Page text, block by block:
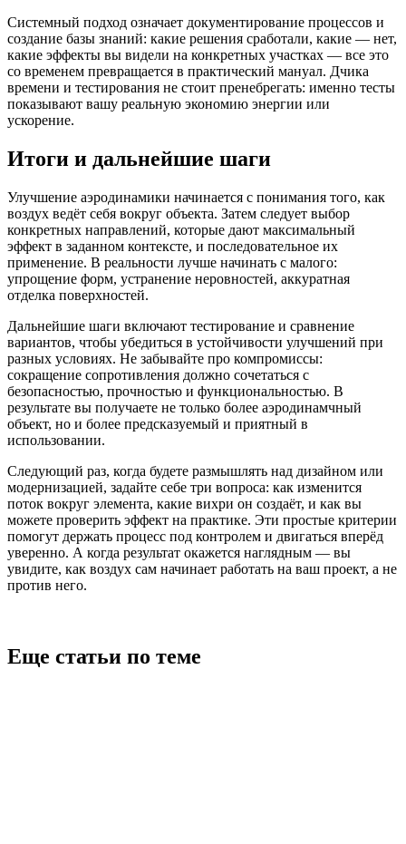
Системный подход означает документирование процессов и
создание базы знаний: какие решения сработали, какие — нет,
какие эффекты вы видели на конкретных участках — все это
со временем превращается в практический мануал. Дчика
времени и тестирования не стоит пренебрегать: именно тесты
показывают вашу реальную экономию энергии или
ускорение.
Итоги и дальнейшие шаги
Улучшение аэродинамики начинается с понимания того, как
воздух ведёт себя вокруг объекта. Затем следует выбор
конкретных направлений, которые дают максимальный
эффект в заданном контексте, и последовательное их
применение. В реальности лучше начинать с малого:
упрощение форм, устранение неровностей, аккуратная
отделка поверхностей.
Дальнейшие шаги включают тестирование и сравнение
вариантов, чтобы убедиться в устойчивости улучшений при
разных условиях. Не забывайте про компромиссы:
сокращение сопротивления должно сочетаться с
безопасностью, прочностью и функциональностью. В
результате вы получаете не только более аэродинамчный
объект, но и более предсказуемый и приятный в
использовании.
Следующий раз, когда будете размышлять над дизайном или
модернизацией, задайте себе три вопроса: как изменится
поток вокруг элемента, какие вихри он создаёт, и как вы
можете проверить эффект на практике. Эти простые критерии
помогут держать процесс под контролем и двигаться вперёд
уверенно. А когда результат окажется наглядным — вы
увидите, как воздух сам начинает работать на ваш проект, а не
против него.
Еще статьи по теме